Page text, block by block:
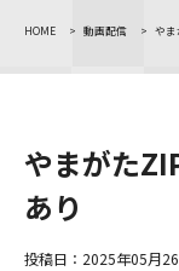
News
HOME > 動画配信 > や
やまがた
あり
投稿日：2025年05月